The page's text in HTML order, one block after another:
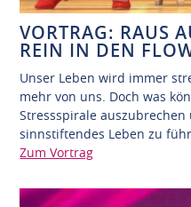
VORTRAG: RAUS
REIN IN DEN
Unser Leben wird immer
mehr von uns. Doch was
Stressspirale
sinnstiftendes Leben zu
Zum Vortrag